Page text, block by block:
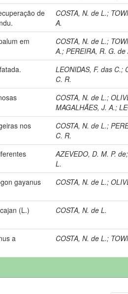
de
COSTA, N. de L.;
A.
em
COSTA, N. de L.;
A.;PEREIRA, R. G. de
LEONIDAS, F. das C.;
C. R.
COSTA, N. de L.;
MAGALHÃES, J. A.;
nos
COSTA, N. de L.;
C. R.
AZEVEDO, D. M. P. de
L.
gayanus
COSTA, N. de L.;
(L.)
COSTA, N. de L.
a
COSTA, N. de L.;